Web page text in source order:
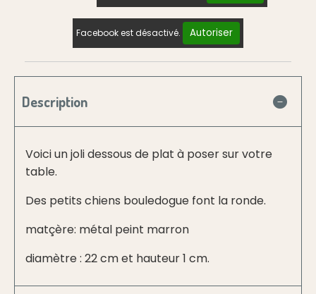
Facebook est désactivé. Autoriser
Description
Voici un joli dessous de plat à poser sur votre
table.
Des petits chiens bouledogue font la ronde.
matçère: métal peint marron
diamètre : 22 cm et hauteur 1 cm.